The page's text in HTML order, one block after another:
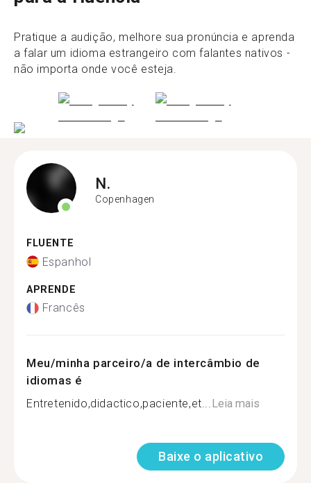
Pratique a audição, melhore sua pronúncia e aprenda
a falar um idioma estrangeiro com falantes nativos -
não importa onde você esteja.
N.
Copenhagen
FLUENTE
Espanhol
APRENDE
Francês
Meu/minha parceiro/a de intercâmbio de
idiomas é
Entretenido,didactico,paciente,et...Leia mais
Baixe o aplicativo